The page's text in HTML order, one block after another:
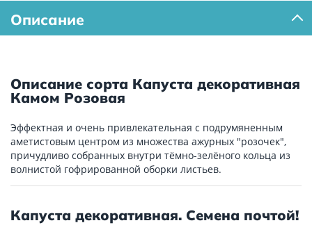
Описание
Описание сорта Капуста декоративная
Камом Розовая
Эффектная и очень привлекательная с подрумяненным
аметистовым центром из множества ажурных "розочек",
причудливо собранных внутри тёмно-зелёного кольца из
волнистой гофрированной оборки листьев.
Капуста декоративная. Семена почтой!